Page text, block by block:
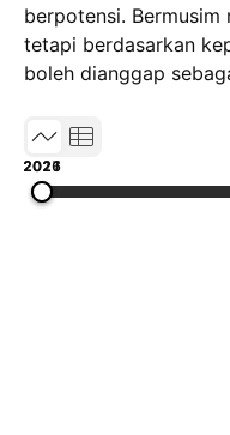
berpotensi. Bermusim
tetapi berdasarkan
boleh dianggap
2017
2021
2026